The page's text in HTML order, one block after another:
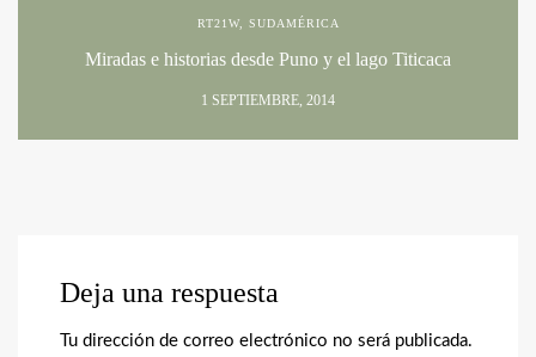
RT21W, SUDAMÉRICA
Miradas e historias desde Puno y el lago Titicaca
1 SEPTIEMBRE, 2014
Deja una respuesta
Tu dirección de correo electrónico no será publicada.